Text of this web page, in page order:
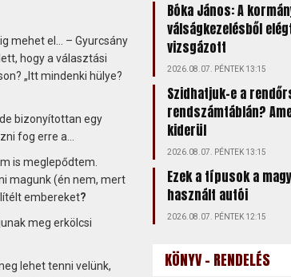
mehet el… – Gyurcsány
hogy a választási
„Itt mindenki hülye?
bizonyítottan egy
fog erre a…
is meglepődtem.
magunk (én nem, mert
embereket?
meg erkölcsi
lehet tenni velünk,
Bóka János: A
válságkezelésből
vizsgázott
2026.08.07. PÉNTEK 13:15
Szidhatjuk-e a
rendszámtáblán?
kiderül
2026.08.07. PÉNTEK 13:15
Ezek a típusok a
használt autói
2026.08.07. PÉNTEK 12:15
KÖNYV - RENDELÉS